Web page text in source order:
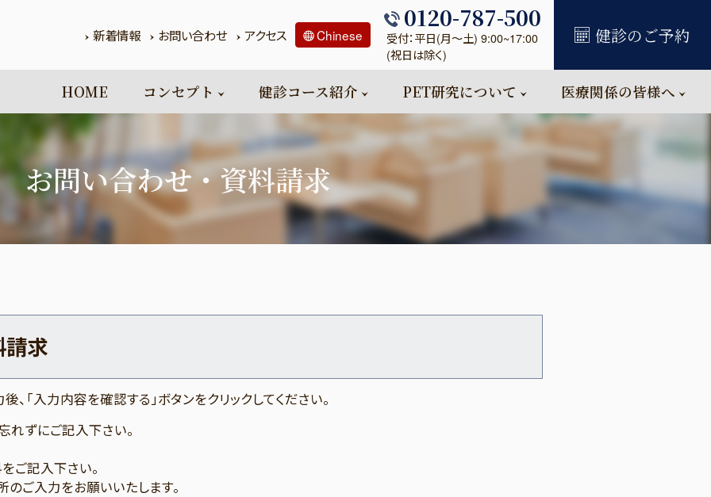
HOME コンセプト 健診コース紹介 PET研究について 医療関係の皆様へ
新着情報 お問い合わせ アクセス Chinese
0120-787-500
受付：平日(月～土) 9:00~17:00
(祝日は除く)
健診のご予約
お問い合わせ・資料請求
請求
「入力内容を確認する」ボタンをクリックしてください。
れずにご記入下さい。
ご記入下さい。
ご入力をお願いいたします。